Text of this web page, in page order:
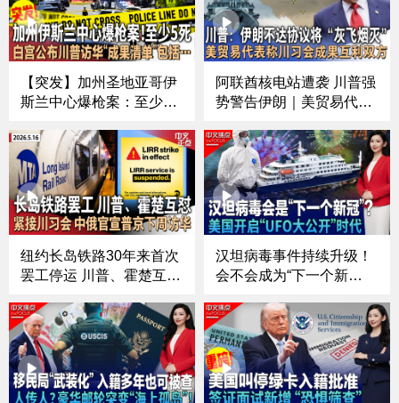
【突发】加州圣地亚哥伊
斯兰中心爆枪案：至少5
布川普访华“成果清单”｜
川普暂缓重启对伊朗军事
打击｜纽约长岛铁路罢工
进入第3天｜美两军机空
中相撞后坠毁《中文正
点》26.5.18
阿联酋核电站遭袭 川普强
势警告伊朗｜美贸易代
订单｜白宫10亿安保费告
吹？｜川普反对者连任参
议员梦碎｜千人DC祈祷
会｜奢侈+时尚新品引发
抢购潮《中文正点》26.5.
17
纽约长岛铁路30年来首次
罢工停运 川普、霍楚互相
二号人物｜部署326天 福
特号航母终于回港｜美中
同意对同等规模产品降低
关税｜普京将于下周访华
《中文正点》26.5.16
汉坦病毒事件持续升级！
会不会成为“下一个新
公开”时代？大量神秘画面
首次曝光；拉美局势突然
再升温！川普加码施压；
被曝考虑再启伊朗战事？
川普称停火“命悬一